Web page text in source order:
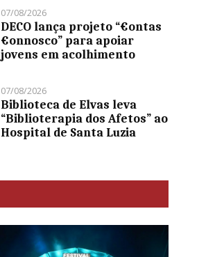
07/08/2026
DECO lança projeto “€ontas
€onnosco” para apoiar
jovens em acolhimento
07/08/2026
Biblioteca de Elvas leva
“Biblioterapia dos Afetos” ao
Hospital de Santa Luzia